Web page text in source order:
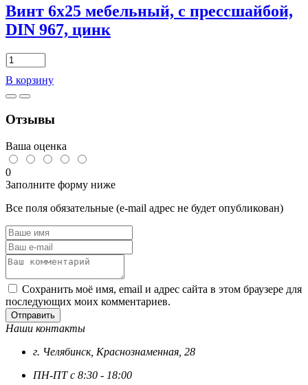
DIN
967,
цинк
Винт 6х25 мебельный, с прессшайбой,
DIN 967, цинк
Количество
товара
Винт
6х25
с
DIN
967,
цинк
В корзину
Отзывы
Ваша оценка
0
Заполните форму ниже
Все поля обязательные (e-mail адрес не будет опубликован)
Сохранить моё имя, email и адрес сайта в этом браузере для
последующих моих комментариев.
Отправить
Наши контакты
г. Челябинск, Краснознаменная, 28
ПН-ПТ с 8:30 - 18:00